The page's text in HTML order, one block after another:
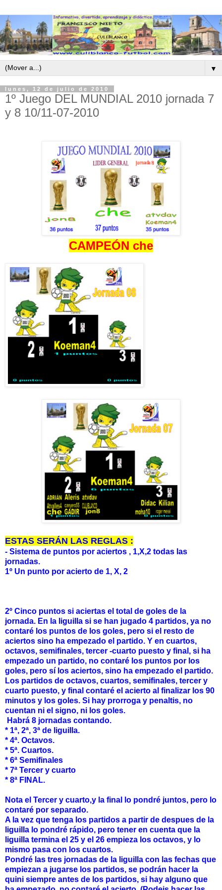
▼
lunes, 12 de julio de 2010
1º Juego DEL MUNDIAL 2010 jornada 7
y 8 10/11-07-2010
CAMPEÓN che
ESTAS SERÁN LAS REGLAS :
- Sistema de puntos por aciertos , 1,X,2 todas las
jornadas.
1º Un punto por acierto de 1, X, 2
2º Cinco puntos si aciertas el total de goles de la
jornada. En la liguilla si se han jugado 4 partidos, ya no
contaré los puntos de los goles, pero si el resto de
aciertos sino ha empezado el partido. Y en cuartos,
octavos, semifinales, tercer -cuarto puesto y final, si ha
empezado un partido, no contaré los puntos por los
goles, pero sí los aciertos, sino ha empezado el partido.
Los partidos de octavos, cuartos, semifinales, tercer y
cuarto puesto, y final contaré el acierto al finalizar los 90
minutos y los goles. Si hay prorroga y penaltis, no
cuentan ni el signo, ni los goles.
Habrá 8 jornadas contando.
* 1ª, 2ª, 3ª de liguilla.
* 4ª. Octavos.
* 5ª. Cuartos.
* 6ª Semifinales
* 7ª Tercer y cuarto
* 8ª FINAL.
Nota el Tercer y cuarto,y la final lo pondré juntos, pero lo
contaré por separado.
A la vez que tenga los partidos a partir de despues de la
liguilla lo pondré rápido, pero tener en cuenta que la
liguilla termina el 25 y el 26 empieza los octavos, y lo
mismo pasa con los cuartos.
Pondré las tres jornadas de la liguilla con las fechas que
empiezan a jugarse los partidos, se podrán hacer la
quini siempre antes de los partidos, si hay alguno que